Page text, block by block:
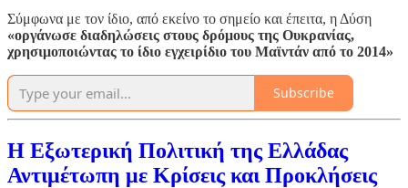
Σύμφωνα με τον ίδιο, από εκείνο το σημείο και έπειτα, η Δύση
«οργάνωσε διαδηλώσεις στους δρόμους της Ουκρανίας,
χρησιμοποιώντας το ίδιο εγχειρίδιο του Μαϊντάν από το 2014»
Subscribe
Η Εξωτερική Πολιτική της Ελλάδας
Αντιμέτωπη με Κρίσεις και Προκλήσεις